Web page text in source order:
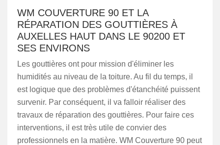
WM COUVERTURE 90 ET LA
RÉPARATION DES GOUTTIÈRES À
AUXELLES HAUT DANS LE 90200 ET
SES ENVIRONS
Les gouttières ont pour mission d'éliminer les
humidités au niveau de la toiture. Au fil du temps, il
est logique que des problèmes d'étanchéité puissent
survenir. Par conséquent, il va falloir réaliser des
travaux de réparation des gouttières. Pour faire ces
interventions, il est très utile de convier des
professionnels en la matière. WM Couverture 90 peut